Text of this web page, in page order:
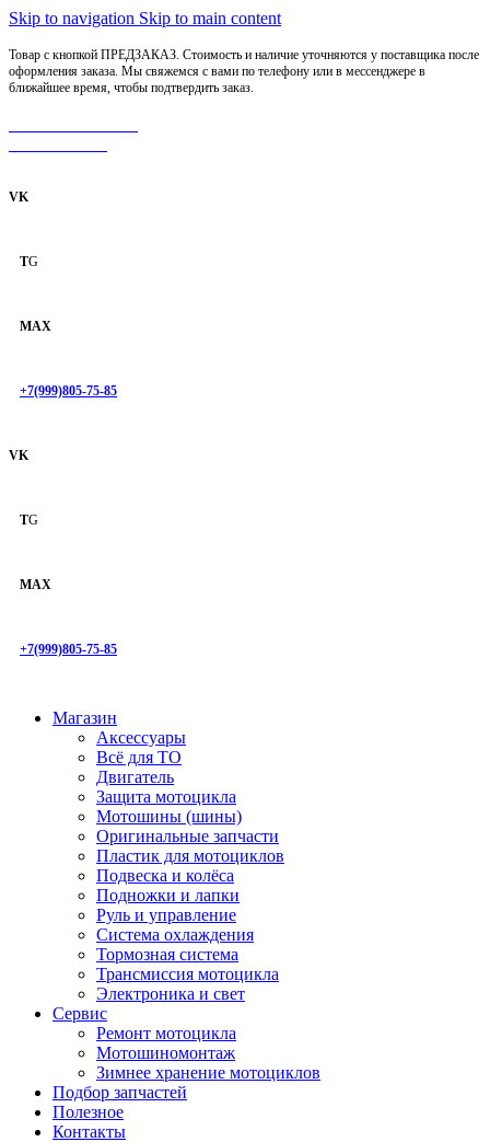
Skip to navigation Skip to main content
Товар с кнопкой ПРЕДЗАКАЗ. Стоимость и наличие уточняются у поставщика после
оформления заказа. Мы свяжемся с вами по телефону или в мессенджере в
ближайшее время, чтобы подтвердить заказ.
VK
TG
MAX
+7(999)805-75-85
VK
TG
MAX
+7(999)805-75-85
Магазин
Аксессуары
Всё для ТО
Двигатель
Защита мотоцикла
Мотошины (шины)
Оригинальные запчасти
Пластик для мотоциклов
Подвеска и колёса
Подножки и лапки
Руль и управление
Система охлаждения
Тормозная система
Трансмиссия мотоцикла
Электроника и свет
Сервис
Ремонт мотоцикла
Мотошиномонтаж
Зимнее хранение мотоциклов
Подбор запчастей
Полезное
Контакты